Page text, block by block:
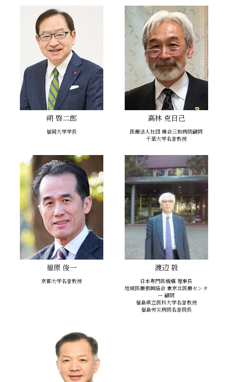
朔 啓二郎
福岡大学学長
高林 克日己
医療法人社団 鼎会三和病院顧問
千葉大学名誉教授
福原 俊一
京都大学名誉教授
渡辺 毅
日本専門医機構 理事長
地域医療振興協会 東京北医療センタ
ー 顧問
福島県立医科大学名誉教授
福島労災病院名誉院長